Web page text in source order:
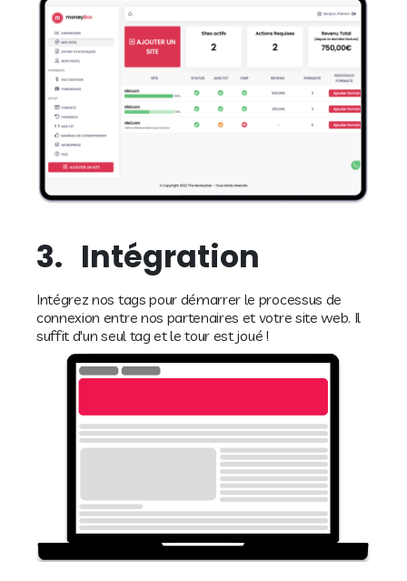
3. Intégration
Intégrez nos tags pour démarrer le processus de
connexion entre nos partenaires et votre site web. Il
suffit d'un seul tag et le tour est joué !